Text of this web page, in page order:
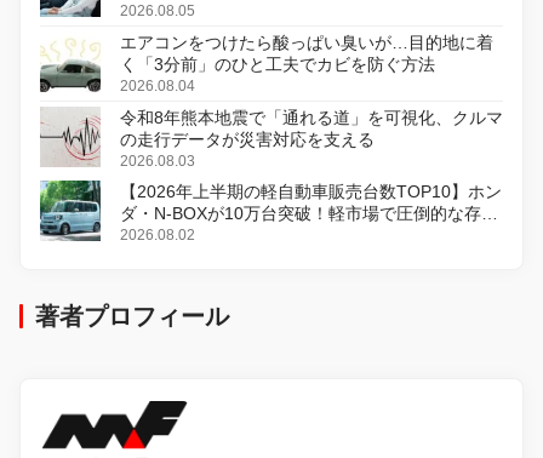
2026.08.05
エアコンをつけたら酸っぱい臭いが…目的地に着
く「3分前」のひと工夫でカビを防ぐ方法
2026.08.04
令和8年熊本地震で「通れる道」を可視化、クルマ
の走行データが災害対応を支える
2026.08.03
【2026年上半期の軽自動車販売台数TOP10】ホン
ダ・N-BOXが10万台突破！軽市場で圧倒的な存在
感
2026.08.02
著者プロフィール